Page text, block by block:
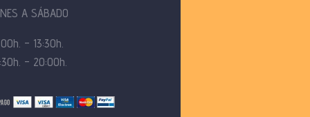
A SÁBADO
– 13:30h.
– 20:00h.